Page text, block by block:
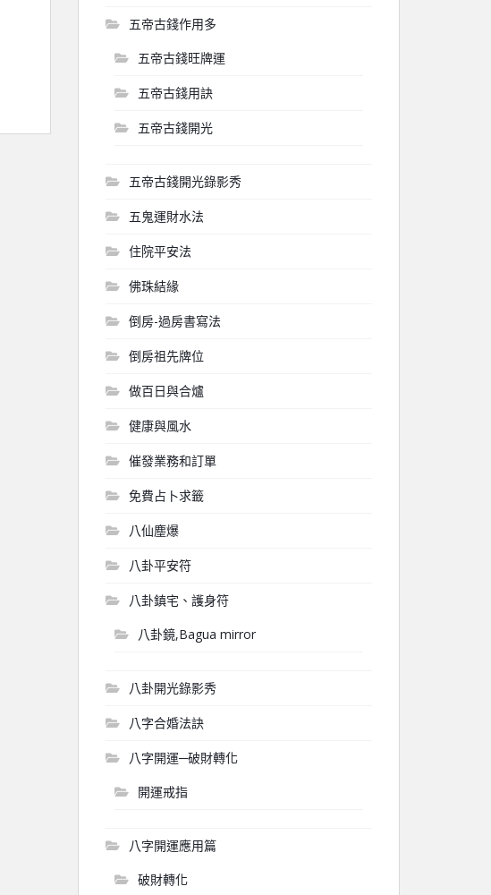
五帝古錢作用多
五帝古錢旺牌運
五帝古錢用訣
五帝古錢開光
五帝古錢開光錄影秀
五鬼運財水法
住院平安法
佛珠結緣
倒房-過房書寫法
倒房祖先牌位
做百日與合爐
健康與風水
催發業務和訂單
免費占卜求籤
八仙塵爆
八卦平安符
八卦鎮宅、護身符
八卦鏡,Bagua mirror
八卦開光錄影秀
八字合婚法訣
八字開運─破財轉化
開運戒指
八字開運應用篇
破財轉化